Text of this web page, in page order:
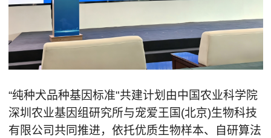
“纯种犬品种基因标准"共建计划由中国农业科学院
深圳农业基因组研究所与宠爱王国(北京)生物科技
有限公司共同推进，依托优质生物样本、自研算法